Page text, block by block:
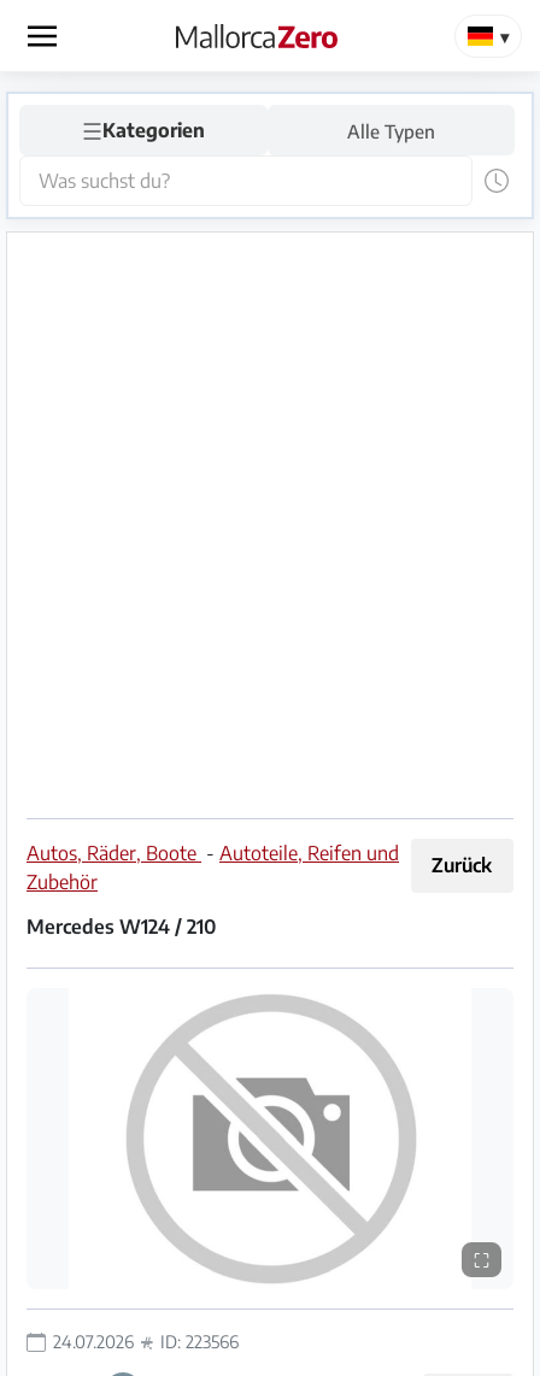
×
Startseite
Anzeige
aufgeben
Hilfe
&
☰Kategorien Alle Typen
Zurück
Autos, Räder, Boote - Autoteile, Reifen und
Zubehör
Mercedes W124 / 210
⛶
24.07.2026 ID: 223566